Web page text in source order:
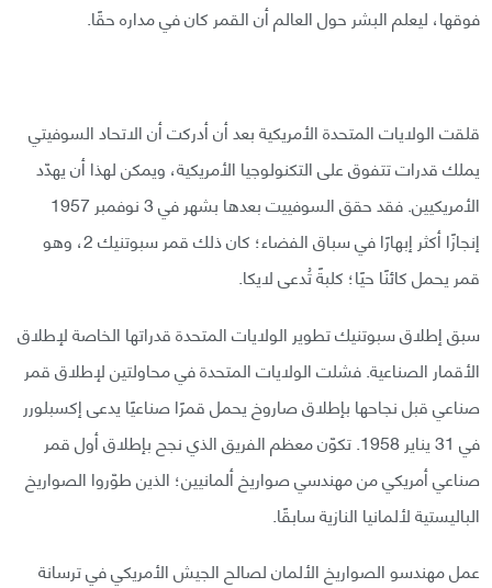
فوقها، ليعلم البشر حول العالم أن القمر كان في مداره حقًا.
قلقت الولايات المتحدة الأمريكية بعد أن أدركت أن الاتحاد السوفيتي
يملك قدرات تتفوق على التكنولوجيا الأمريكية، ويمكن لهذا أن يهدّد
الأمريكيين. فقد حقق السوفييت بعدها بشهر في 3 نوفمبر 1957
إنجازًا أكثر إبهارًا في سباق الفضاء؛ كان ذلك قمر سبوتنيك 2، وهو
قمر يحمل كائنًا حيًا؛ كلبةً تُدعى لايكا.
سبق إطلاق سبوتنيك تطوير الولايات المتحدة قدراتها الخاصة لإطلاق
الأقمار الصناعية. فشلت الولايات المتحدة في محاولتين لإطلاق قمر
صناعي قبل نجاحها بإطلاق صاروخ يحمل قمرًا صناعيًا يدعى إكسبلورر
في 31 يناير 1958. تكوّن معظم الفريق الذي نجح بإطلاق أول قمر
صناعي أمريكي من مهندسي صواريخ ألمانيين؛ الذين طوّروا الصواريخ
الباليستية لألمانيا النازية سابقًا.
عمل مهندسو الصواريخ الألمان لصالح الجيش الأمريكي في ترسانة